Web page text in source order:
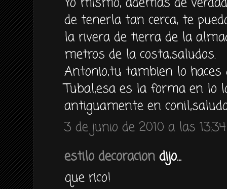
de tenerla tan cerca, te
la rivera de tierra de la
metros de la costa,saludos.
Antonio,tu tambien lo haces
Tubal,esa es la forma en lo
antiguamente en
3 de junio de 2010 a las 13:34
estilo decoracion dijo...
que rico!